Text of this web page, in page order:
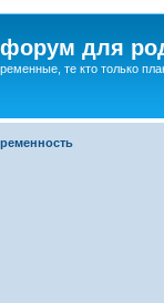
для
те кто только